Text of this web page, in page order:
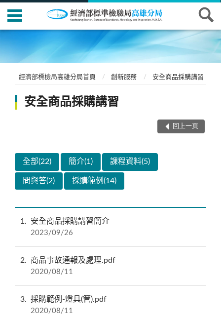
經濟部標檢局高雄分局首頁 創新服務 安全商品採購講習
安全商品採購講習
回上一頁
全部(22) 簡介(1) 課程資料(5)
問與答(2) 採購範例(14)
1 安全商品採購講習簡介
2023/09/26
2 商品事故通報及處理.pdf
2020/08/11
3 採購範例-燈具(管).pdf
2020/08/11